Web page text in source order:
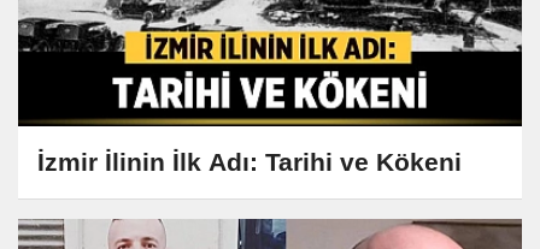
İzmir İlinin İlk Adı: Tarihi ve Kökeni